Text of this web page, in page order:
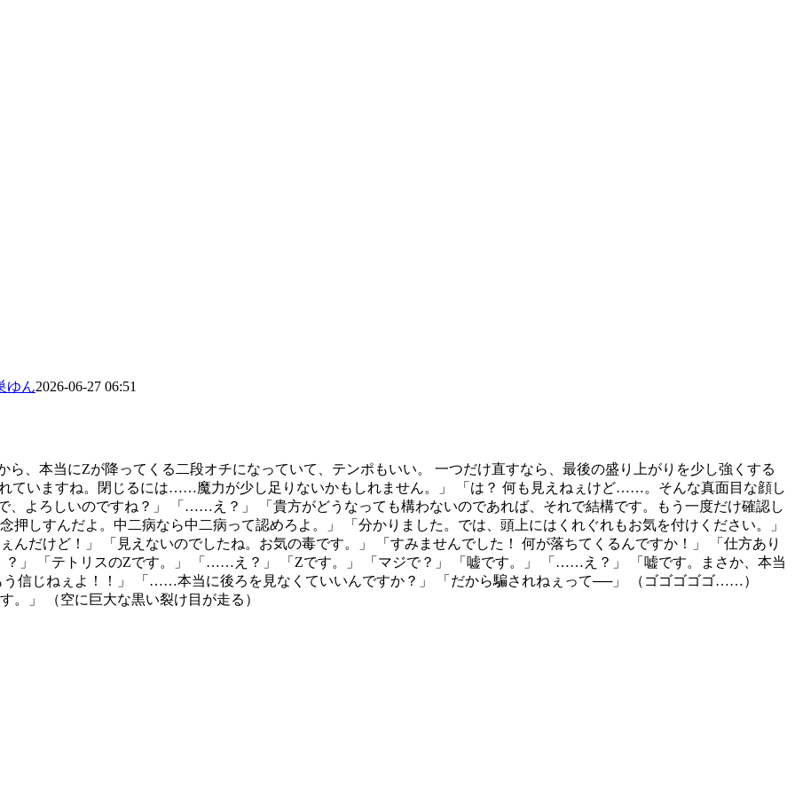
ゆん2026-06-27 06:51
、本当にZが降ってくる二段オチになっていて、テンポもいい。 一つだけ直すなら、最後の盛り上がりを少し強くする
ていますね。閉じるには……魔力が少し足りないかもしれません。」 「は？ 何も見えねぇけど……。そんな真面目な顔し
、よろしいのですね？」 「……え？」 「貴方がどうなっても構わないのであれば、それで結構です。もう一度だけ確認し
しすんだよ。中二病なら中二病って認めろよ。」 「分かりました。では、頭上にはくれぐれもお気を付けください。」
んだけど！」 「見えないのでしたね。お気の毒です。」 「すみませんでした！ 何が落ちてくるんですか！」 「仕方あり
」 「テトリスのZです。」 「……え？」 「Zです。」 「マジで？」 「嘘です。」 「……え？」 「嘘です。まさか、本当
信じねぇよ！！」 「……本当に後ろを見なくていいんですか？」 「だから騙されねぇって──」 （ゴゴゴゴゴ……）
」 （空に巨大な黒い裂け目が走る）